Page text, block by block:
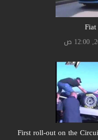
First roll-out on the